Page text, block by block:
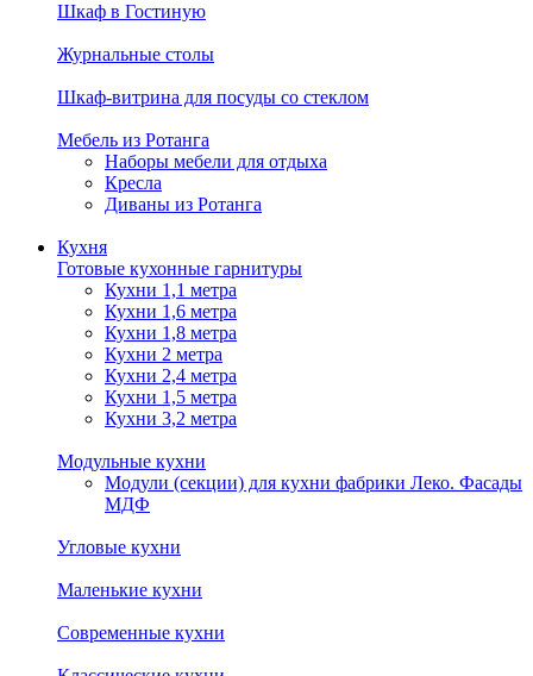
Шкаф в Гостиную
Журнальные столы
Шкаф-витрина для посуды со стеклом
Мебель из Ротанга
Наборы мебели для отдыха
Кресла
Диваны из Ротанга
Кухня
Готовые кухонные гарнитуры
Кухни 1,1 метра
Кухни 1,6 метра
Кухни 1,8 метра
Кухни 2 метра
Кухни 2,4 метра
Кухни 1,5 метра
Кухни 3,2 метра
Модульные кухни
Модули (секции) для кухни фабрики Леко. Фасады
МДФ
Угловые кухни
Маленькие кухни
Современные кухни